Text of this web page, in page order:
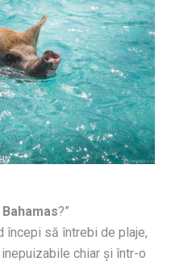
Bahamas?”
începi să întrebi de plaje,
chiar și într-o